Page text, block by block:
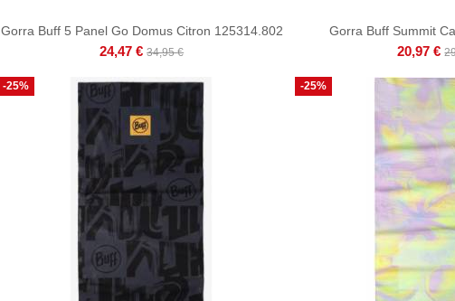
Gorra Buff 5 Panel Go Domus Citron 125314.802
24,47 € 34,95 €
Gorra Buff Summit
20,97 €
-25% -25%